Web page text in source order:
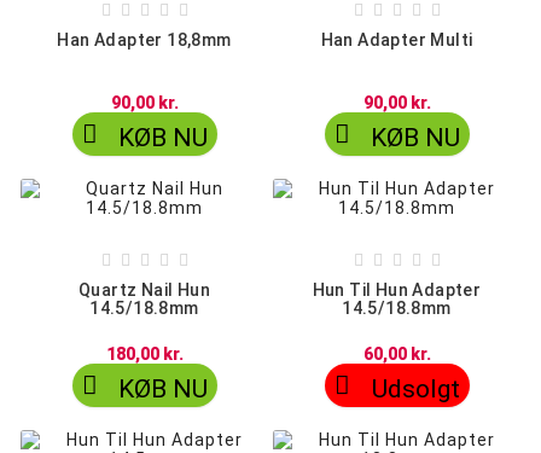
    
Han Adapter 18,8mm
90,00 kr.
 KØB NU
    
Han Adapter Multi
90,00 kr.
 KØB NU
    
Quartz Nail Hun
14.5/18.8mm
180,00 kr.
 KØB NU
    
Hun Til Hun Adapter
14.5/18.8mm
60,00 kr.
 Udsolgt